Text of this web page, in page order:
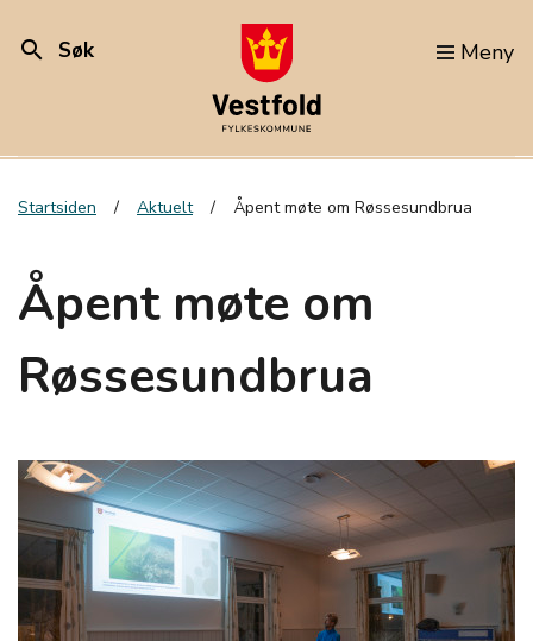
search Søk Meny
Startsiden Aktuelt Åpent møte om Røssesundbrua
Åpent møte om
Røssesundbrua